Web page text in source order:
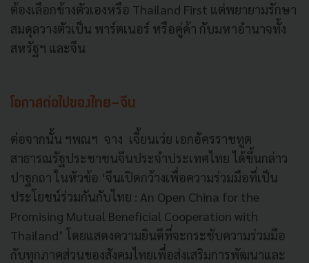
ต้องเลือกข้างตัวเองหรือ Thailand First แต่พยายามรักษา
สมดุลวางตัวเป็น พาร์ตเนอร์ หรือคู่ค้า กับมหาอำนาจทั้ง
สหรัฐฯ และจีน
โอกาสต่อไปของไทย-จีน
ต่อจากนั้น ฯพณฯ จาง เจี้ยนเว่ย เอกอัครราชทูต
สาธารณรัฐประชาชนจีนประจำประเทศไทย ได้ขึ้นกล่าว
ปาฐกถา ในหัวข้อ ‘จีนเปิดกว้างเพื่อความร่วมมือที่เป็น
ประโยชน์ร่วมกันกับไทย : An Open China for the
Promising Mutual Beneficial Cooperation with
Thailand’ โดยแสดงความยินดีที่จะกระชับความร่วมมือ
กับทุกภาคส่วนของสังคมไทยเพื่อส่งเสริมการพัฒนาและ